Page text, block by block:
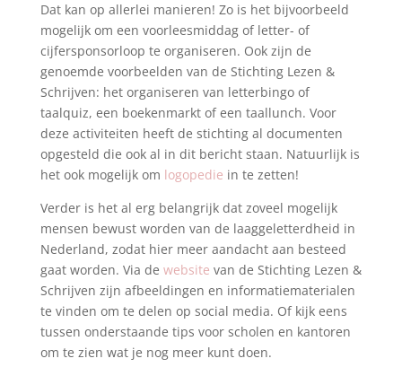
Dat kan op allerlei manieren! Zo is het bijvoorbeeld
mogelijk om een voorleesmiddag of letter- of
cijfersponsorloop te organiseren. Ook zijn de
genoemde voorbeelden van de Stichting Lezen &
Schrijven: het organiseren van letterbingo of
taalquiz, een boekenmarkt of een taallunch. Voor
deze activiteiten heeft de stichting al documenten
opgesteld die ook al in dit bericht staan. Natuurlijk is
het ook mogelijk om logopedie in te zetten!
Verder is het al erg belangrijk dat zoveel mogelijk
mensen bewust worden van de laaggeletterdheid in
Nederland, zodat hier meer aandacht aan besteed
gaat worden. Via de website van de Stichting Lezen &
Schrijven zijn afbeeldingen en informatiematerialen
te vinden om te delen op social media. Of kijk eens
tussen onderstaande tips voor scholen en kantoren
om te zien wat je nog meer kunt doen.